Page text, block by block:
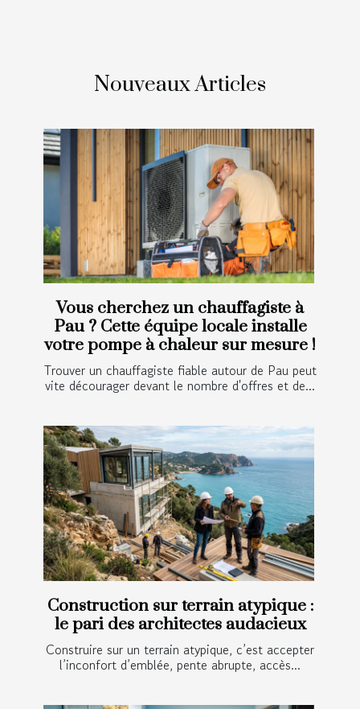
Nouveaux Articles
Vous cherchez un chauffagiste à
Pau ? Cette équipe locale installe
votre pompe à chaleur sur mesure !
Trouver un chauffagiste fiable autour de Pau peut
vite décourager devant le nombre d'offres et de...
Construction sur terrain atypique :
le pari des architectes audacieux
Construire sur un terrain atypique, c’est accepter
l’inconfort d’emblée, pente abrupte, accès...